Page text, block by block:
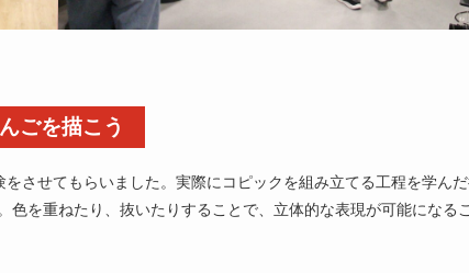
ごを描こう
させてもらいました。実際にコピックを組み立てる工程を学ん
を重ねたり、抜いたりすることで、立体的な表現が可能になる